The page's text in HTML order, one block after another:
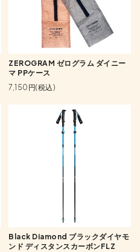
ZEROGRAM ゼログラム ダイニー
マ PPケース
7,150円(税込)
Black Diamond ブラックダイヤモ
ンド ディスタンスカーボンFLZ